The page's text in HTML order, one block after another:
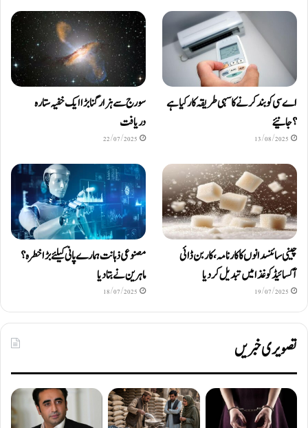
اے سی کو بند کرنے کا سہی طریقہ کار کیا ہے
؟ جانیئے
13/08/2025
سورج سے ہزار گنا بڑا ایک خفیہ ستارہ
دریافت
22/07/2025
چینی سائنسدانوں کا کارنامہ، کاربن ڈائی
آکسائیڈ کو غذا میں تبدیل کردیا
19/07/2025
مصنوعی ذہانت ہمارے پانی کیلئے بڑا خطرہ؟
ماہرین نے بتا دیا
18/07/2025
تصویری خبریں